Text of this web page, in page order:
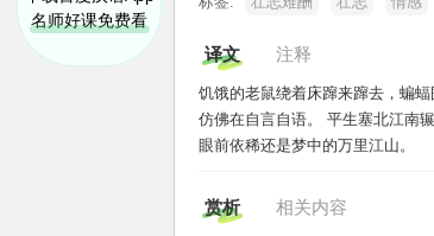
名师好课免费看
译文 注释
饥饿的老鼠绕着床蹿来蹿去，蝙
仿佛在自言自语。 平生塞北江南
眼前依稀还是梦中的万里江山。
赏析 相关内容